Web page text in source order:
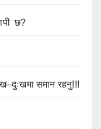
छ?
समान रहनु!!!